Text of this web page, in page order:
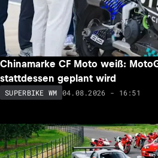
Chinamarke CF Moto weiß:
stattdessen geplant wird
SUPERBIKE WM 04.08.2026 - 16:51